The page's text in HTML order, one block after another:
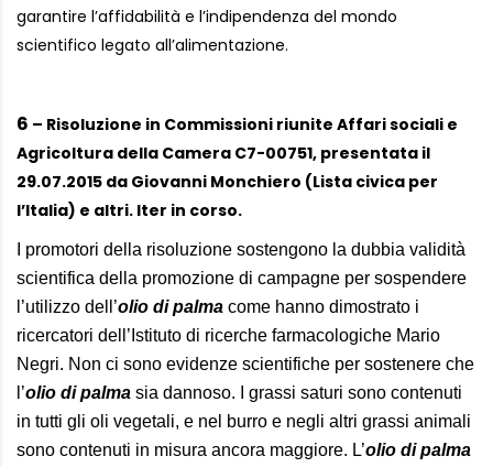
garantire l’affidabilità e l’indipendenza del mondo
scientifico legato all’alimentazione.
6 – Risoluzione in Commissioni riunite Affari sociali e
Agricoltura della Camera C7-00751, presentata il
29.07.2015 da Giovanni Monchiero (Lista civica per
l’Italia) e altri. Iter in corso.
I promotori della risoluzione sostengono la dubbia validità
scientifica della promozione di campagne per sospendere
l’utilizzo dell’olio di palma come hanno dimostrato i
ricercatori dell’Istituto di ricerche farmacologiche Mario
Negri. Non ci sono evidenze scientifiche per sostenere che
l’olio di palma sia dannoso. I grassi saturi sono contenuti
in tutti gli oli vegetali, e nel burro e negli altri grassi animali
sono contenuti in misura ancora maggiore. L’olio di palma